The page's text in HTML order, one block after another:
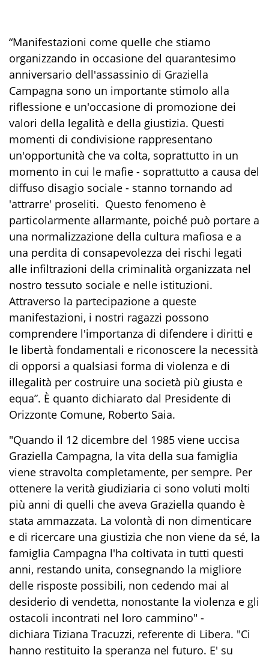
“Manifestazioni come quelle che stiamo
organizzando in occasione del quarantesimo
anniversario dell'assassinio di Graziella
Campagna sono un importante stimolo alla
riflessione e un'occasione di promozione dei
valori della legalità e della giustizia. Questi
momenti di condivisione rappresentano
un'opportunità che va colta, soprattutto in un
momento in cui le mafie - soprattutto a causa del
diffuso disagio sociale - stanno tornando ad
'attrarre' proseliti. Questo fenomeno è
particolarmente allarmante, poiché può portare a
una normalizzazione della cultura mafiosa e a
una perdita di consapevolezza dei rischi legati
alle infiltrazioni della criminalità organizzata nel
nostro tessuto sociale e nelle istituzioni.
Attraverso la partecipazione a queste
manifestazioni, i nostri ragazzi possono
comprendere l'importanza di difendere i diritti e
le libertà fondamentali e riconoscere la necessità
di opporsi a qualsiasi forma di violenza e di
illegalità per costruire una società più giusta e
equa”. È quanto dichiarato dal Presidente di
Orizzonte Comune, Roberto Saia.
"Quando il 12 dicembre del 1985 viene uccisa
Graziella Campagna, la vita della sua famiglia
viene stravolta completamente, per sempre. Per
ottenere la verità giudiziaria ci sono voluti molti
più anni di quelli che aveva Graziella quando è
stata ammazzata. La volontà di non dimenticare
e di ricercare una giustizia che non viene da sé, la
famiglia Campagna l'ha coltivata in tutti questi
anni, restando unita, consegnando la migliore
delle risposte possibili, non cedendo mai al
desiderio di vendetta, nonostante la violenza e gli
ostacoli incontrati nel loro cammino" -
dichiara Tiziana Tracuzzi, referente di Libera. "Ci
hanno restituito la speranza nel futuro. E' su